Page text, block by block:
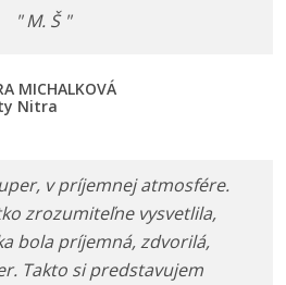
" M. Š "
MICHALKOVÁ
Nitra
v príjemnej atmosfére.
zrozumiteľne vysvetlila,
bola príjemná, zdvorilá,
Takto si predstavujem